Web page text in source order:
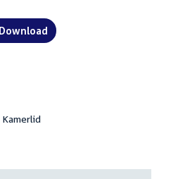
Download
Kamerlid